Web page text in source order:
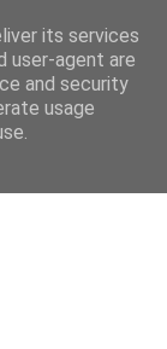
its services
user-agent are
and security
usage